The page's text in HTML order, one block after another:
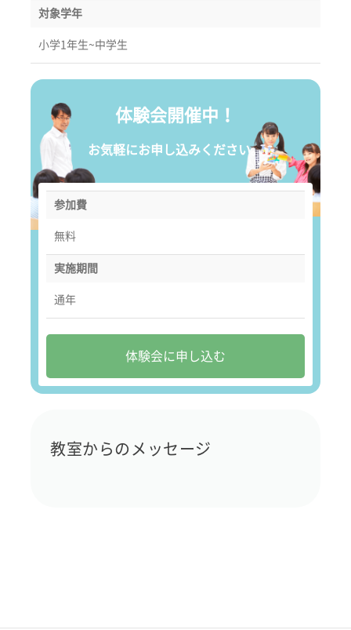
対象学年
小学1年生~中学生
体験会開催中！
お気軽にお申し込みください。
参加費
無料
実施期間
通年
体験会に申し込む
教室からのメッセージ